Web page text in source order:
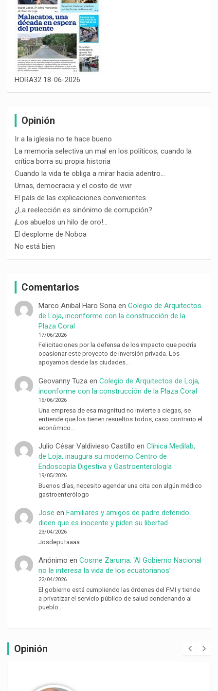
HORA32 18-06-2026
Opinión
Ir a la iglesia no te hace bueno
La memoria selectiva un mal en los políticos, cuando la
crítica borra su propia historia
Cuando la vida te obliga a mirar hacia adentro…
Urnas, democracia y el costo de vivir
El país de las explicaciones convenientes
¿La reelección es sinónimo de corrupción?
¡Los abuelos un hilo de oro!…
El desplome de Noboa
No está bien
Comentarios
Marco Anibal Haro Soriaen Colegio de Arquitectos
de Loja, inconforme con la construcción de la
Plaza Coral
17/06/2026
Felicitaciones por la defensa de los impacto que podría
ocasionar este proyecto de inversión privada. Los
apoyamos desde las ciudades…
Geovanny Tuzaen Colegio de Arquitectos de Loja,
inconforme con la construcción de la Plaza Coral
16/06/2026
Una empresa de esa magnitud no invierte a ciegas, se
entiende que los tienen resueltos todos, caso contrario el
económico…
Julio César Valdivieso Castillo en Clínica Medilab,
de Loja, inaugura su moderno Centro de
Endoscopía Digestiva y Gastroenterología
19/05/2026
Buenos días, necesito agendar una cita con algún médico
gastroenterólogo
Jose en Familiares y amigos de padre detenido
dicen que es inocente y piden su libertad
23/04/2026
Josdeputaaaa
Anónimo en Cosme Zaruma: ‘Al Gobierno Nacional
no le interesa la vida de los ecuatorianos’
22/04/2026
El gobierno está cumpliendo las órdenes del FMI y tiende
a privatizar el servicio público de salud condenando al
pueblo…
Opinión